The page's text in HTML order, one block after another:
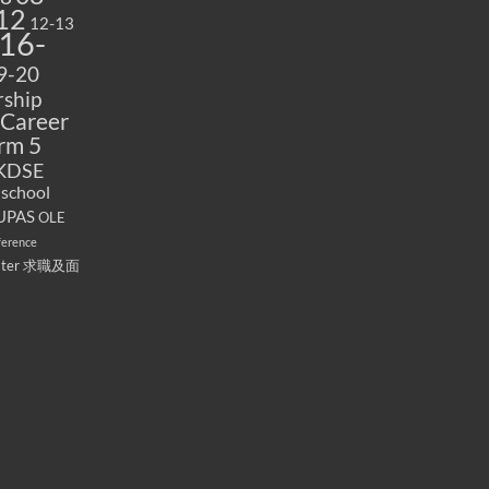
12-13
16-
20
Career
5
OLE
求職及面